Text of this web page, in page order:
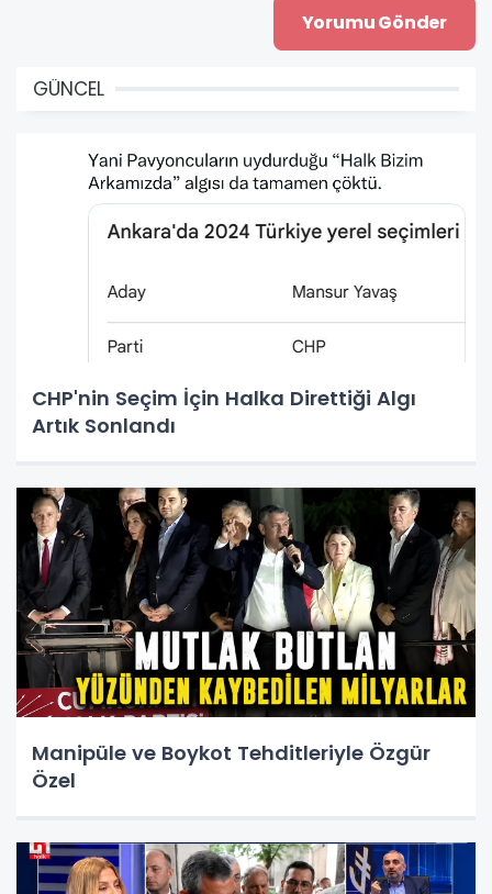
GÜNCEL
CHP'nin Seçim İçin Halka Direttiği Algı
Artık Sonlandı
Manipüle ve Boykot Tehditleriyle Özgür
Özel